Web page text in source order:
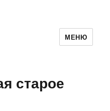
МЕНЮ
старое